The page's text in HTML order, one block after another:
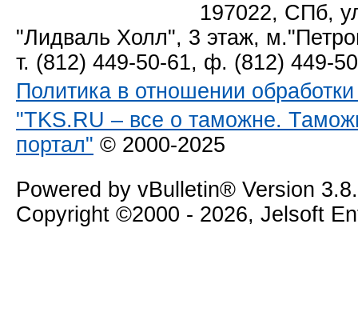
197022, СПб,
"Лидваль Холл", 3 этаж,
т. (812) 449-50-61, ф. (812) 449-
Политика в отношении
"TKS.RU – все о таможне.
портал" © 2000-2025
Powered by vBulletin® Version
Copyright ©2000 - 2026, Jelsoft